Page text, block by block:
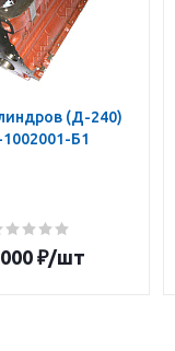
(Д-240)
Б1
₽/шт